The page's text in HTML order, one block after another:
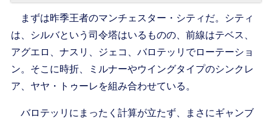
まずは昨季王者のマンチェスター・シティだ。シティ
は、シルバという司令塔はいるものの、前線はテベス、
アグエロ、ナスリ、ジェコ、バロテッリでローテーショ
ン。そこに時折、ミルナーやウイングタイプのシンクレ
ア、ヤヤ・トゥーレを組み合わせている。
バロテッリにまったく計算が立たず、まさにギャンブ